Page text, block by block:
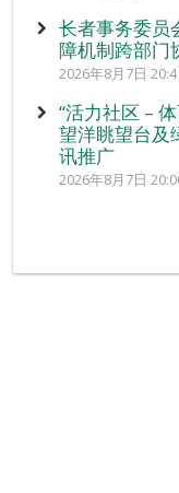
长者事务委员
障机制跨部门
2026年8月7日
“活力社区 –
望洋眺望台及
讯推广
2026年8月7日